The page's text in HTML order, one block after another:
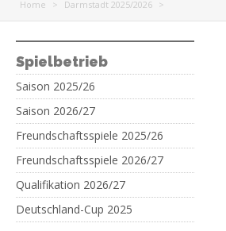
Home > Darmstadt 2025/2026 >
Spielbetrieb
Saison 2025/26
Saison 2026/27
Freundschaftsspiele 2025/26
Freundschaftsspiele 2026/27
Qualifikation 2026/27
Deutschland-Cup 2025